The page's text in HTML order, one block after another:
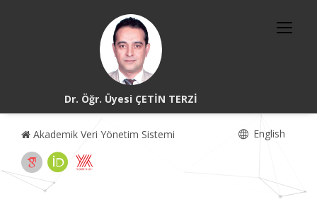
Dr. Öğr. Üyesi ÇETİN TERZİ
Akademik Veri Yönetim Sistemi English